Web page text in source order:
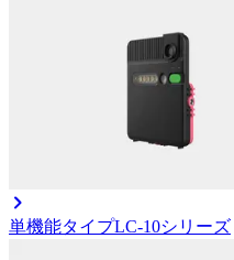
単機能タイプLC-10シリーズ